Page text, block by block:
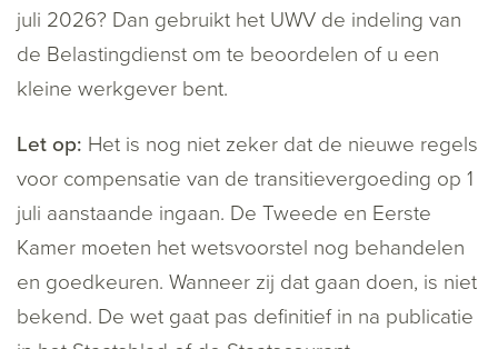
juli 2026? Dan gebruikt het UWV de indeling van
de Belastingdienst om te beoordelen of u een
kleine werkgever bent.
Let op: Het is nog niet zeker dat de nieuwe regels
voor compensatie van de transitievergoeding op 1
juli aanstaande ingaan. De Tweede en Eerste
Kamer moeten het wetsvoorstel nog behandelen
en goedkeuren. Wanneer zij dat gaan doen, is niet
bekend. De wet gaat pas definitief in na publicatie